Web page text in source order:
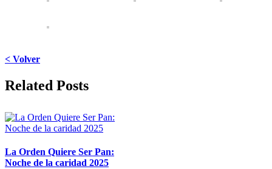
< Volver
Facebook
X
LinkedIn
WhatsApp
Pinterest
Email
Related Posts
La Orden Quiere Ser Pan:
Noche de la caridad 2025